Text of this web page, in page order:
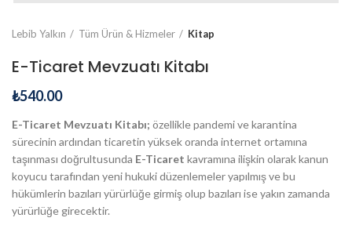
Lebib Yalkın Tüm Ürün & Hizmeler Kitap
E-Ticaret Mevzuatı Kitabı
₺540.00
E-Ticaret Mevzuatı Kitabı; özellikle pandemi ve karantina
sürecinin ardından ticaretin yüksek oranda internet ortamına
taşınması doğrultusunda E-Ticaret kavramına ilişkin olarak kanun
koyucu tarafından yeni hukuki düzenlemeler yapılmış ve bu
hükümlerin bazıları yürürlüğe girmiş olup bazıları ise yakın zamanda
yürürlüğe girecektir.